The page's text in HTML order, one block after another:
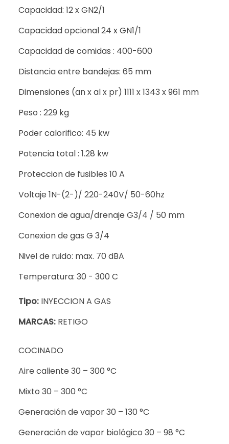
Capacidad: 12 x GN2/1
Capacidad opcional 24 x GN1/1
Capacidad de comidas : 400-600
Distancia entre bandejas: 65 mm
Dimensiones (an x al x pr) 1111 x 1343 x 961 mm
Peso : 229 kg
Poder calorifico: 45 kw
Potencia total : 1.28 kw
Proteccion de fusibles 10 A
Voltaje 1N-(2-)/ 220-240V/ 50-60hz
Conexion de agua/drenaje G3/4 / 50 mm
Conexion de gas G 3/4
Nivel de ruido: max. 70 dBA
Temperatura: 30 - 300 C
Tipo: INYECCION A GAS
MARCAS: RETIGO
COCINADO
Aire caliente 30 – 300 °C
Mixto 30 – 300 °C
Generación de vapor 30 – 130 °C
Generación de vapor biológico 30 – 98 °C